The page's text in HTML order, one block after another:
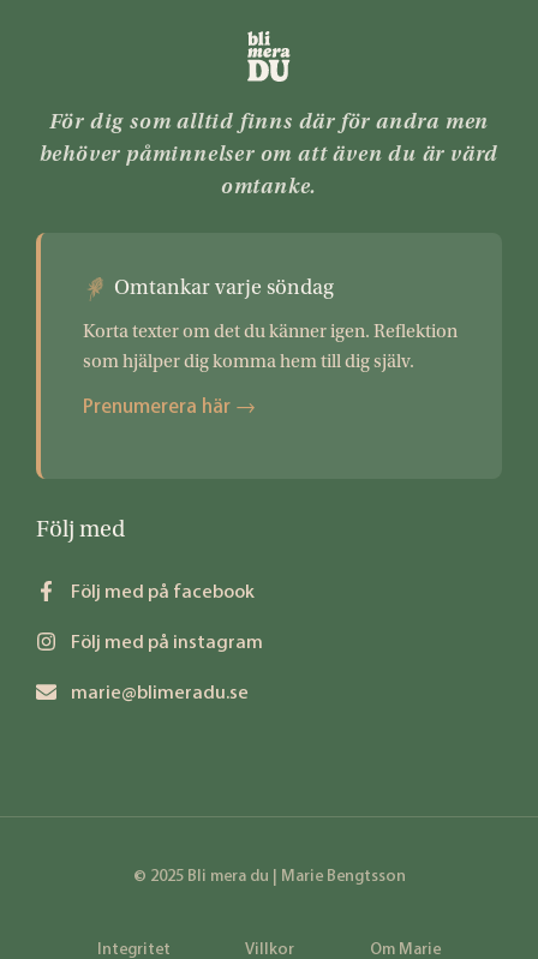
För dig som alltid finns där för andra men
behöver påminnelser om att även du är värd
omtanke.
Omtankar varje söndag
Korta texter om det du känner igen. Reflektion
som hjälper dig komma hem till dig själv.
Prenumerera här →
Följ med
Följ med på facebook
Följ med på instagram
marie@blimeradu.se
© 2025 Bli mera du | Marie Bengtsson
Integritet Villkor Om Marie